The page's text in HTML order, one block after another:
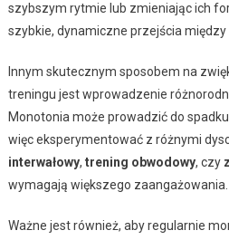
szybszym rytmie lub zmieniając ich
szybkie, dynamiczne przejścia
Innym skutecznym sposobem na
treningu jest wprowadzenie
Monotonia może prowadzić do
więc eksperymentować z różnymi
interwałowy, trening obwodowy, czy
wymagają większego zaangażowania.
Ważne jest również, aby regularnie